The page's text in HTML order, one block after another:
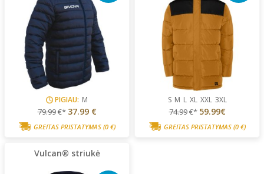
PIGIAU: M
79.99€* 37.99 €
GREITAS PRISTATYMAS (0 €)
S M L XL XXL 3XL
74.99€* 59.99€
GREITAS PRISTATYMAS (0 €)
Vulcan® striukė